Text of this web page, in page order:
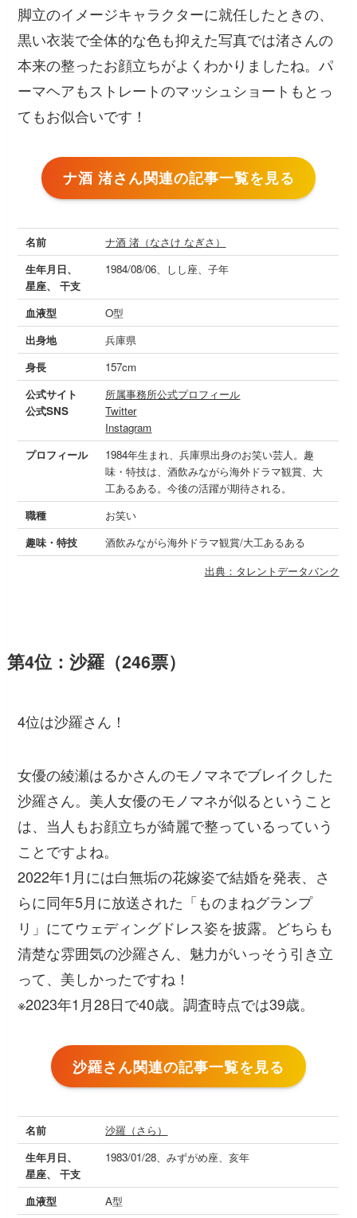
脚立のイメージキャラクターに就任したときの、
黒い衣装で全体的な色も抑えた写真では渚さんの
本来の整ったお顔立ちがよくわかりましたね。パ
ーマヘアもストレートのマッシュショートもとっ
てもお似合いです！
ナ酒 渚さん関連の記事一覧を見る
名前
ナ酒 渚（なさけ なぎさ）
生年月日、
星座、 干支
1984/08/06、しし座、子年
血液型
O型
出身地
兵庫県
身長
157cm
公式サイト
公式SNS
所属事務所公式プロフィール
Twitter
Instagram
プロフィール
1984年生まれ、兵庫県出身のお笑い芸人。趣
味・特技は、酒飲みながら海外ドラマ観賞、大
工あるある。今後の活躍が期待される。
職種
お笑い
趣味・特技
酒飲みながら海外ドラマ観賞/大工あるある
出典：タレントデータバンク
第4位：沙羅（246票）
4位は沙羅さん！
女優の綾瀬はるかさんのモノマネでブレイクした
沙羅さん。美人女優のモノマネが似るということ
は、当人もお顔立ちが綺麗で整っているっていう
ことですよね。
2022年1月には白無垢の花嫁姿で結婚を発表、さ
らに同年5月に放送された「ものまねグランプ
リ」にてウェディングドレス姿を披露。どちらも
清楚な雰囲気の沙羅さん、魅力がいっそう引き立
って、美しかったですね！
※2023年1月28日で40歳。調査時点では39歳。
沙羅さん関連の記事一覧を見る
名前
沙羅（さら）
生年月日、
星座、 干支
1983/01/28、みずがめ座、亥年
血液型 A型